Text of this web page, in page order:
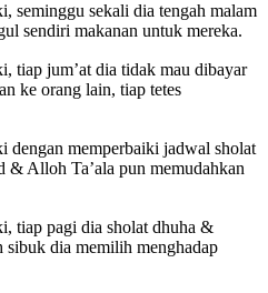
seminggu sekali dia tengah malam
sendiri makanan untuk mereka.
tiap jum’at dia tidak mau dibayar
ke orang lain, tiap tetes
dengan memperbaiki jadwal sholat
& Alloh Ta’ala pun memudahkan
tiap pagi dia sholat dhuha &
sibuk dia memilih menghadap